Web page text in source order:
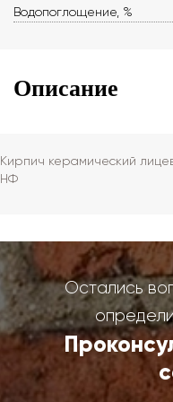
Водопоглощение, %
Описание
Кирпич керамический
НФ
Остались